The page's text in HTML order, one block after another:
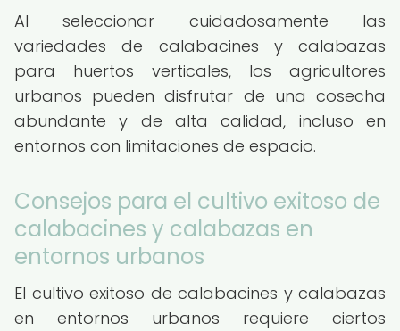
Al seleccionar cuidadosamente las
variedades de calabacines y calabazas
para huertos verticales, los agricultores
urbanos pueden disfrutar de una cosecha
abundante y de alta calidad, incluso en
entornos con limitaciones de espacio.
Consejos para el cultivo exitoso de
calabacines y calabazas en
entornos urbanos
El cultivo exitoso de calabacines y calabazas
en entornos urbanos requiere ciertos